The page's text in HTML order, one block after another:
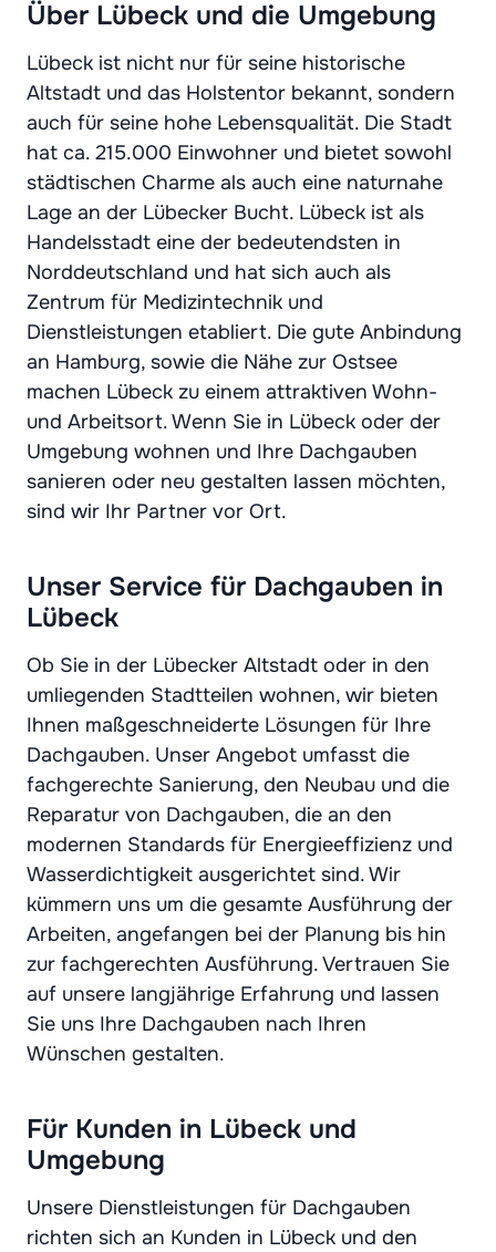
Über Lübeck und die Umgebung
Lübeck ist nicht nur für seine historische
Altstadt und das Holstentor bekannt, sondern
auch für seine hohe Lebensqualität. Die Stadt
hat ca. 215.000 Einwohner und bietet sowohl
städtischen Charme als auch eine naturnahe
Lage an der Lübecker Bucht. Lübeck ist als
Handelsstadt eine der bedeutendsten in
Norddeutschland und hat sich auch als
Zentrum für Medizintechnik und
Dienstleistungen etabliert. Die gute Anbindung
an Hamburg, sowie die Nähe zur Ostsee
machen Lübeck zu einem attraktiven Wohn-
und Arbeitsort. Wenn Sie in Lübeck oder der
Umgebung wohnen und Ihre Dachgauben
sanieren oder neu gestalten lassen möchten,
sind wir Ihr Partner vor Ort.
Unser Service für Dachgauben in
Lübeck
Ob Sie in der Lübecker Altstadt oder in den
umliegenden Stadtteilen wohnen, wir bieten
Ihnen maßgeschneiderte Lösungen für Ihre
Dachgauben. Unser Angebot umfasst die
fachgerechte Sanierung, den Neubau und die
Reparatur von Dachgauben, die an den
modernen Standards für Energieeffizienz und
Wasserdichtigkeit ausgerichtet sind. Wir
kümmern uns um die gesamte Ausführung der
Arbeiten, angefangen bei der Planung bis hin
zur fachgerechten Ausführung. Vertrauen Sie
auf unsere langjährige Erfahrung und lassen
Sie uns Ihre Dachgauben nach Ihren
Wünschen gestalten.
Für Kunden in Lübeck und
Umgebung
Unsere Dienstleistungen für Dachgauben
richten sich an Kunden in Lübeck und den